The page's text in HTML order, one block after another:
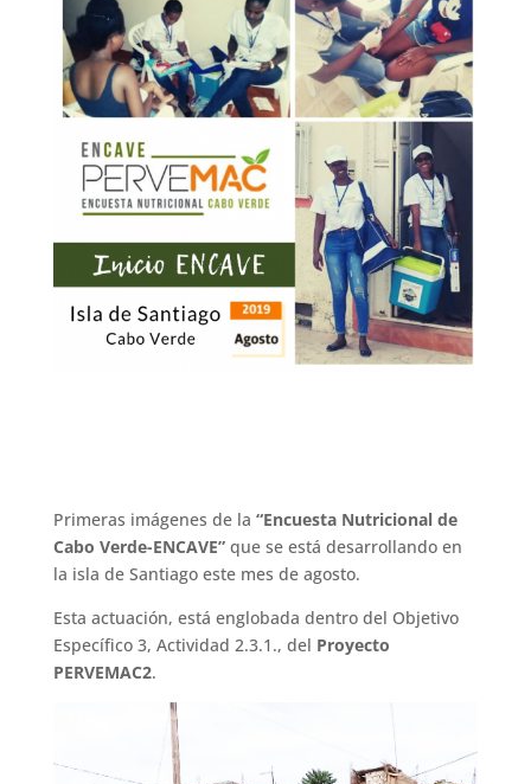
Primeras imágenes de la “Encuesta Nutricional de
Cabo Verde-ENCAVE” que se está desarrollando en
la isla de Santiago este mes de agosto.
Esta actuación, está englobada dentro del Objetivo
Específico 3, Actividad 2.3.1., del Proyecto
PERVEMAC2.